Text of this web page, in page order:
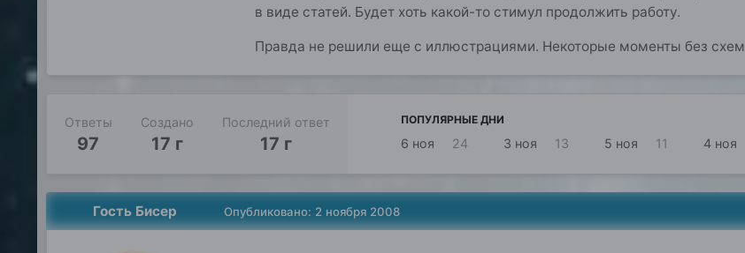
в виде статей. Будет хоть какой-то стимул продолжить работу.
Правда не решили еще с иллюстрациями. Некоторые моменты без схем
Ответы
97
Создано
17 г
Последний ответ
17 г
ПОПУЛЯРНЫЕ ДНИ
6 ноя 24 3 ноя 13 5 ноя 11 4 ноя
Гость Бисер Опубликовано: 2 ноября 2008